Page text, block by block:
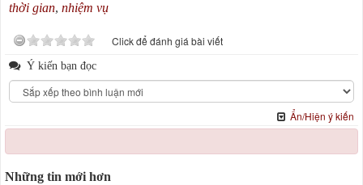
thời gian, nhiệm vụ
Click để đánh giá bài viết
Ý kiến bạn đọc
Ẩn/Hiện ý kiến
Những tin mới hơn